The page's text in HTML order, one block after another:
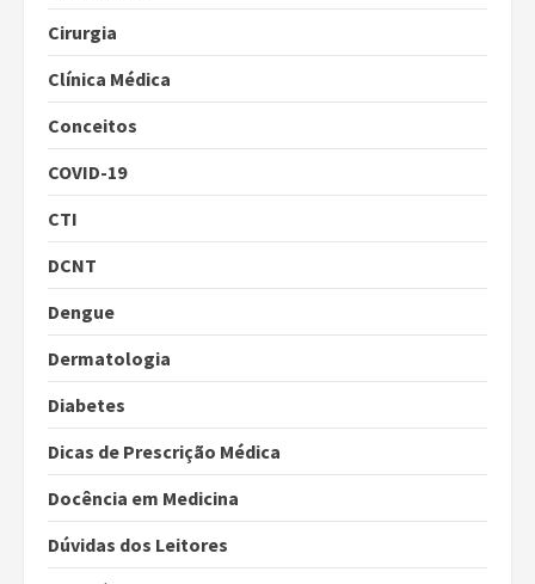
Cirurgia
Clínica Médica
Conceitos
COVID-19
CTI
DCNT
Dengue
Dermatologia
Diabetes
Dicas de Prescrição Médica
Docência em Medicina
Dúvidas dos Leitores